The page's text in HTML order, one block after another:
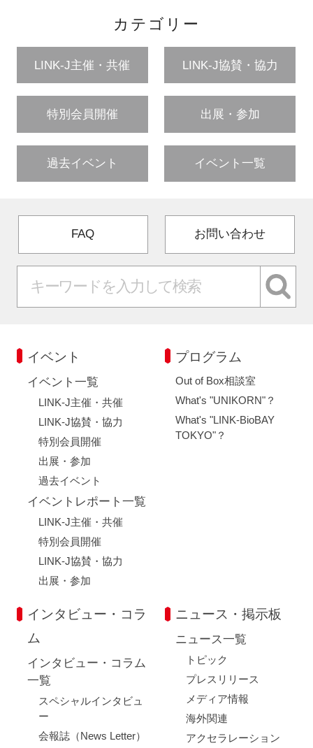
カテゴリー
LINK-J主催・共催 LINK-J協賛・協力
特別会員開催 出展・参加
過去イベント イベント一覧
FAQ お問い合わせ
イベント
イベント一覧
LINK-J主催・共催
LINK-J協賛・協力
特別会員開催
出展・参加
過去イベント
イベントレポート一覧
LINK-J主催・共催
特別会員開催
LINK-J協賛・協力
出展・参加
プログラム
Out of Box相談室
What's "UNIKORN"？
What's "LINK-BioBAY
TOKYO"？
インタビュー・コラ
ム
インタビュー・コラム
一覧
スペシャルインタビュ
ー
会報誌（News Letter）
ニュース・掲示板
ニュース一覧
トピック
プレスリリース
メディア情報
海外関連
アクセラレーション